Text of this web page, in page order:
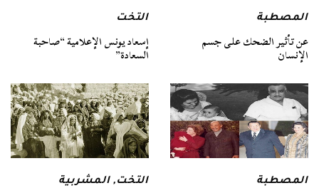
المصطبة
عن تأثير الضحك على جسم
الإنسان
التخت
إسعاد يونس الإعلامية “صاحبة
السعادة”
المصطبة التخت,المشربية